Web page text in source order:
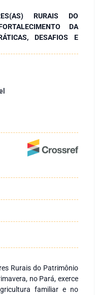
RURAIS DO
DA
DESAFIOS E
Rurais do Patrimônio
no Pará, exerce
familiar e no